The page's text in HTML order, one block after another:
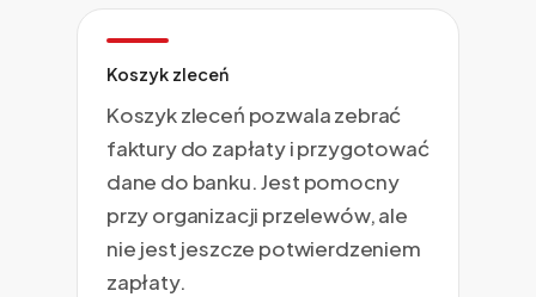
Koszyk zleceń
Koszyk zleceń pozwala zebrać
faktury do zapłaty i przygotować
dane do banku. Jest pomocny
przy organizacji przelewów, ale
nie jest jeszcze potwierdzeniem
zapłaty.